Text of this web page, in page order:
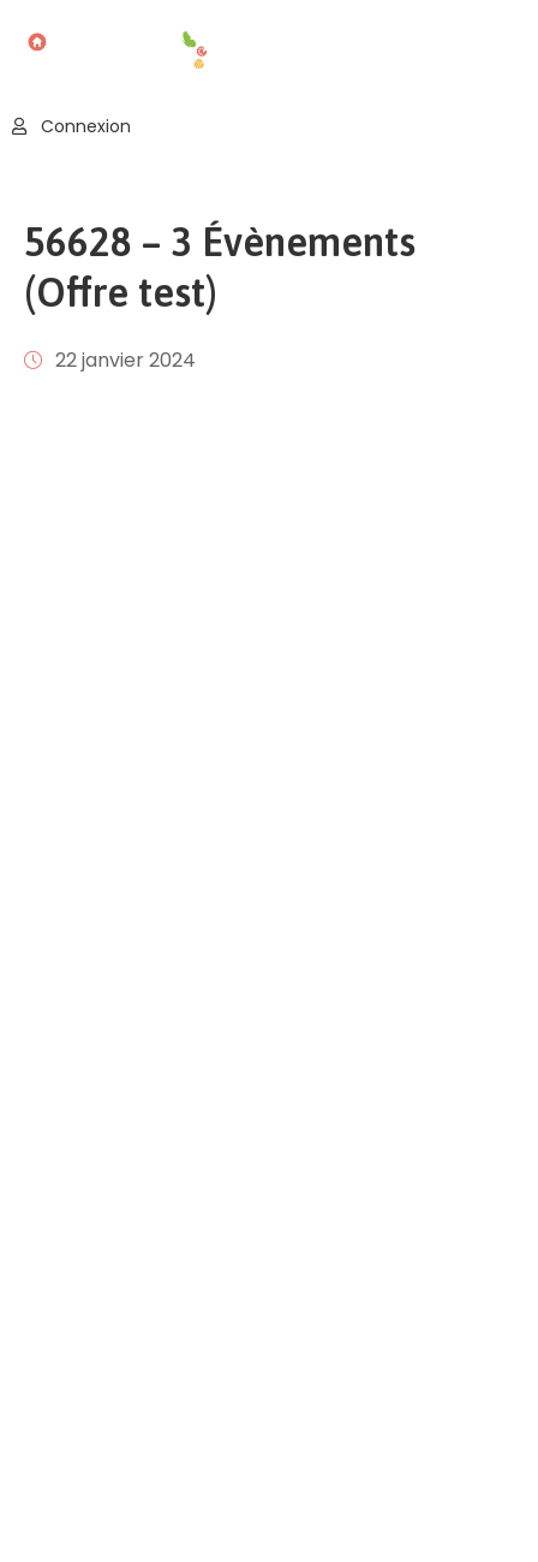
Offres
Publier
Connexion
56628 – 3 Évènements
(Offre test)
22 janvier 2024